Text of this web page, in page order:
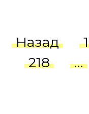
Пагинация
Назад 1
218
…